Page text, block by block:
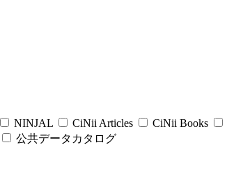
NINJAL CiNii Articles CiNii Books
公共データカタログ